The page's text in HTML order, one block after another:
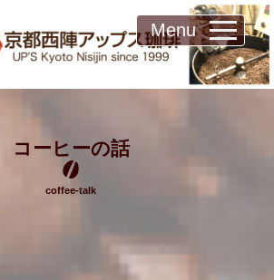
Menu
コーヒーの話
coffee-talk